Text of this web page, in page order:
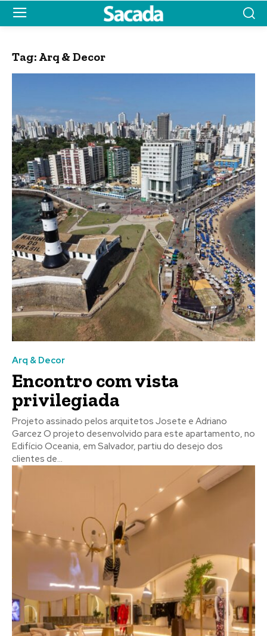
Tag: Arq & Decor
Arq & Decor
Encontro com vista
privilegiada
Projeto assinado pelos arquitetos Josete e Adriano
Garcez O projeto desenvolvido para este apartamento, no
Edifício Oceania, em Salvador, partiu do desejo dos
clientes de...